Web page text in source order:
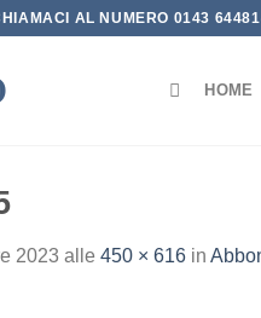
AL NUMERO 0143
HOME
2023 alle 450 × 616 in